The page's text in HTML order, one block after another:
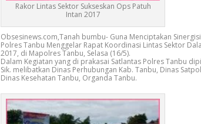
Rakor Lintas Sektor Sukseskan Ops Patuh
Intan 2017
Obsesinews.com,Tanah bumbu- Guna Menciptakan
Polres Tanbu Menggelar Rapat Koordinasi Lintas Sektor
2017, di Mapolres Tanbu, Selasa (16/5).
Dalam Kegiatan yang di prakasai Satlantas Polres Tanbu
Sik. melibatkan Dinas Perhubungan Kab. Tanbu, Dinas
Dinas Kesehatan Tanbu, Organda Tanbu.